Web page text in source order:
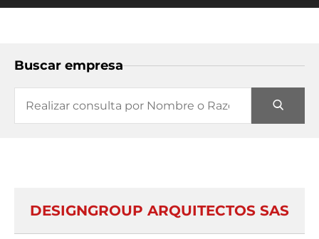
Buscar empresa
DESIGNGROUP ARQUITECTOS SAS